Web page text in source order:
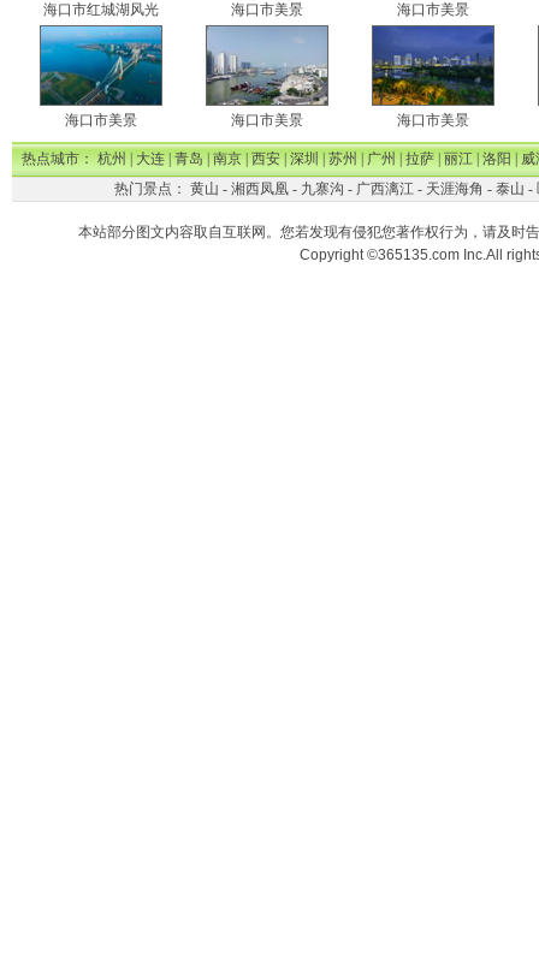
海口市红城湖风光 海口市美景 海口市美景
海口市美景 海口市美景 海口市美景
热点城市：杭州|大连|青岛|南京|西安|深圳|苏州|广州|拉萨|丽江|洛阳|威
热门景点： 黄山 - 湘西凤凰- 九寨沟 - 广西漓江- 天涯海角 - 泰山 -
本站部分图文内容取自互联网。您若发现有侵犯您著作权行为，请及时
Copyright ©365135.com Inc.All